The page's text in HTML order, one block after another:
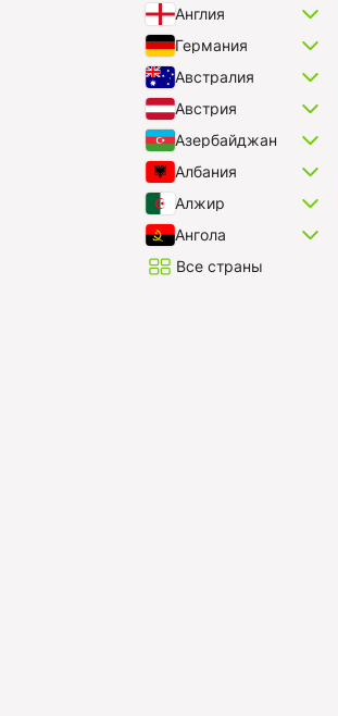
Англия
Германия
Австралия
Австрия
Азербайджан
Албания
Алжир
Ангола
Все страны